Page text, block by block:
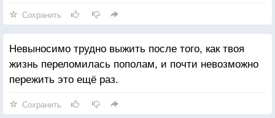
Сохранить
Невыносимо трудно выжить после того, как твоя
жизнь переломилась пополам, и почти невозможно
пережить это ещё раз.
Сохранить